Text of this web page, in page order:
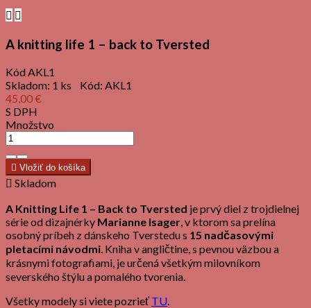
 
A knitting life 1 – back to Tversted
Kód AKL1
Skladom: 1 ks Kód: AKL1
45,00 €
S DPH
Množstvo
 Vložiť do košíka
 Skladom
A Knitting Life 1 – Back to Tversted je prvý diel z trojdielnej
série od dizajnérky Marianne Isager , v ktorom sa prelína
osobný príbeh z dánskeho Tverstedu s 15 nadčasovými
pletacími návodmi . Kniha v angličtine, s pevnou väzbou a
krásnymi fotografiami, je určená všetkým milovníkom
severského štýlu a pomalého tvorenia.
Všetky modely si viete pozrieťTU